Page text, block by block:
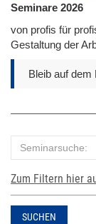
Seminare 2026
von profis für
Gestaltung der
Bleib auf dem
Zum Filtern hier
SUCHEN